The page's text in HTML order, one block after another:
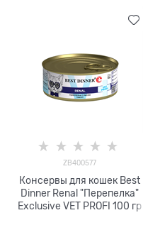
ZB400577
Консервы для кошек Best
Dinner Renal "Перепелка"
Exclusive VET PROFI 100 гр